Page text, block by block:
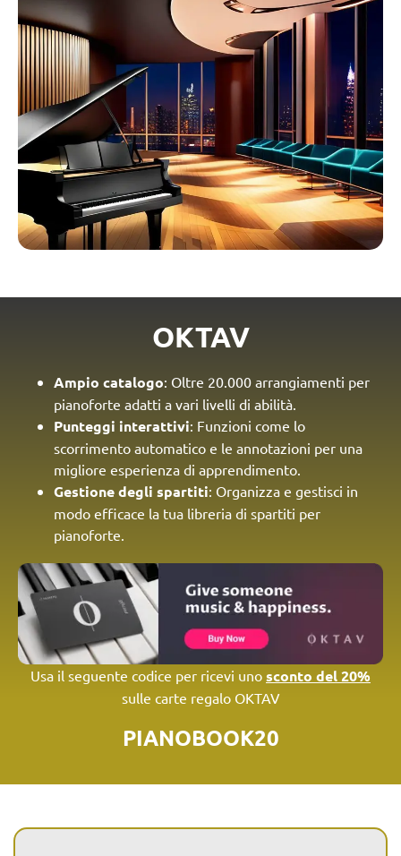
OKTAV
Ampio catalogo: Oltre 20.000 arrangiamenti per
pianoforte adatti a vari livelli di abilità.
Punteggi interattivi: Funzioni come lo
scorrimento automatico e le annotazioni per una
migliore esperienza di apprendimento.
Gestione degli spartiti: Organizza e gestisci in
modo efficace la tua libreria di spartiti per
pianoforte.
Usa il seguente codice per ricevi uno sconto del 20%
sulle carte regalo OKTAV
PIANOBOOK20